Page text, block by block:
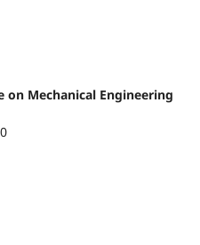
Mechanical Engineering